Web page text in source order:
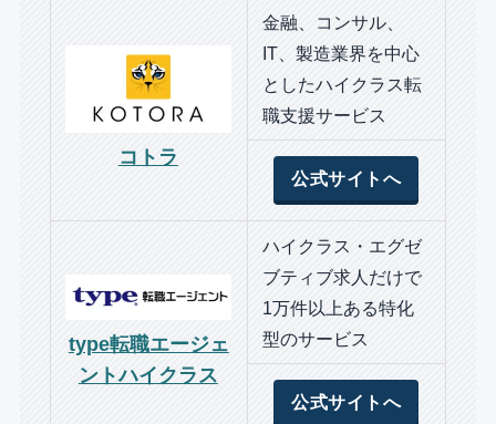
コトラ
金融、コンサル、
IT、製造業界を中心
としたハイクラス転
職支援サービス
公式サイトへ
type転職エージェ
ントハイクラス
ハイクラス・エグゼ
ブティブ求人だけで
1万件以上ある特化
型のサービス
公式サイトへ